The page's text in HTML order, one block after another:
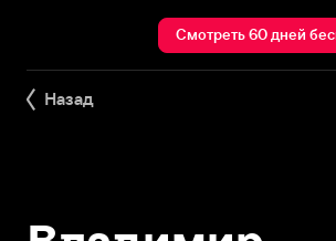
Смотреть 60 дней
Назад